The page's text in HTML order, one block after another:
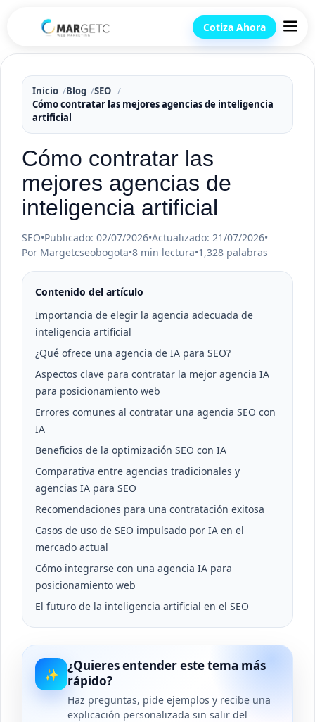
Cotiza Ahora
Inicio Blog
SEO
Cómo contratar las mejores agencias de inteligencia
artificial
Cómo contratar las
mejores agencias de
inteligencia artificial
SEO•Publicado: 02/07/2026•Actualizado: 21/07/2026•
Por Margetcseobogota•8 min lectura•1,328 palabras
Contenido del artículo
Importancia de elegir la agencia adecuada de
inteligencia artificial
¿Qué ofrece una agencia de IA para SEO?
Aspectos clave para contratar la mejor agencia IA
para posicionamiento web
Errores comunes al contratar una agencia SEO con
IA
Beneficios de la optimización SEO con IA
Comparativa entre agencias tradicionales y
agencias IA para SEO
Recomendaciones para una contratación exitosa
Casos de uso de SEO impulsado por IA en el
mercado actual
Cómo integrarse con una agencia IA para
posicionamiento web
El futuro de la inteligencia artificial en el SEO
✨
¿Quieres entender este tema más
rápido?
Haz preguntas, pide ejemplos y recibe una
explicación personalizada sin salir del